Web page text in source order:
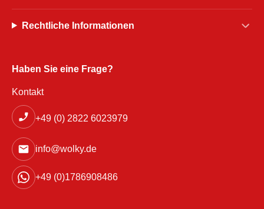
Rechtliche Informationen
Haben Sie eine Frage?
Kontakt
+49 (0) 2822 6023979
info@wolky.de
+49 (0)1786908486